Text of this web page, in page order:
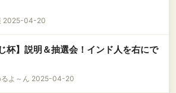
2025-04-20
杯】説明＆抽選会！インド人を右にで
るよ～ん 2025-04-20